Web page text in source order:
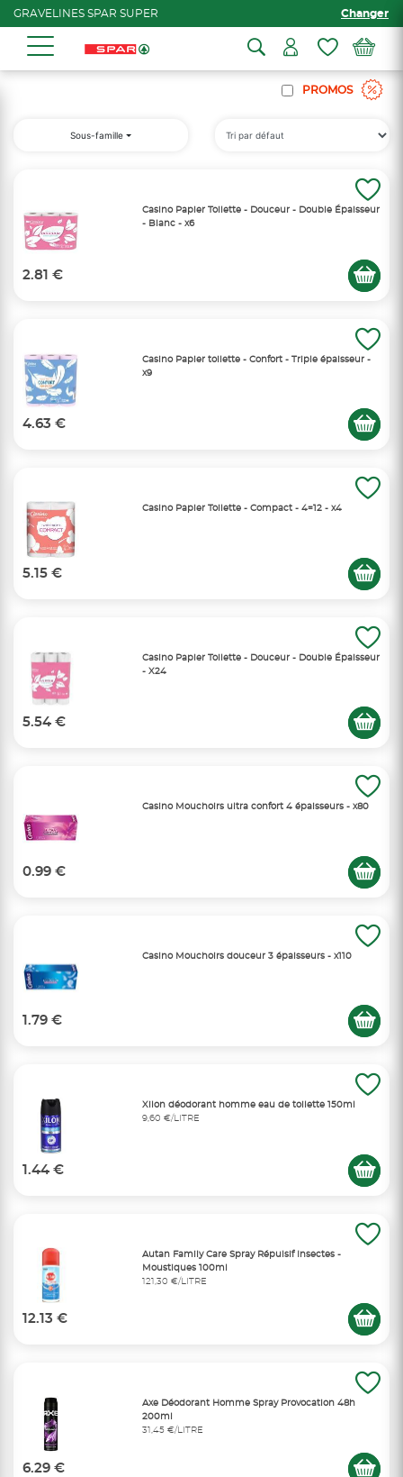
GRAVELINES SPAR SUPER Changer
PROMOS
Sous-famille
Casino Papier Toilette - Douceur - Double Épaisseur
- Blanc - x6
2.81 €
Casino Papier toilette - Confort - Triple épaisseur -
x9
4.63 €
Casino Papier Toilette - Compact - 4=12 - x4
5.15 €
Casino Papier Toilette - Douceur - Double Épaisseur
- X24
5.54 €
Casino Mouchoirs ultra confort 4 épaisseurs - x80
0.99 €
Casino Mouchoirs douceur 3 épaisseurs - x110
1.79 €
Xilon déodorant homme eau de toilette 150ml
9,60 €/LITRE
1.44 €
Autan Family Care Spray Répulsif Insectes -
Moustiques 100ml
121,30 €/LITRE
12.13 €
Axe Déodorant Homme Spray Provocation 48h
200ml
31,45 €/LITRE
6.29 €